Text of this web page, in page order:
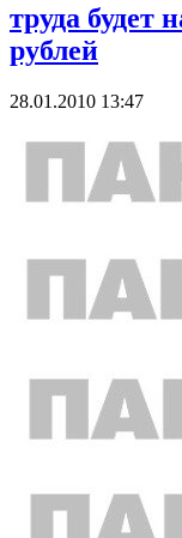
труда будет
рублей
28.01.2010 13:47